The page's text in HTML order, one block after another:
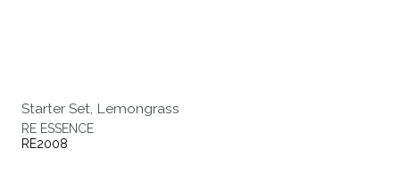
Starter Set, Lemongrass
RE ESSENCE
RE2008